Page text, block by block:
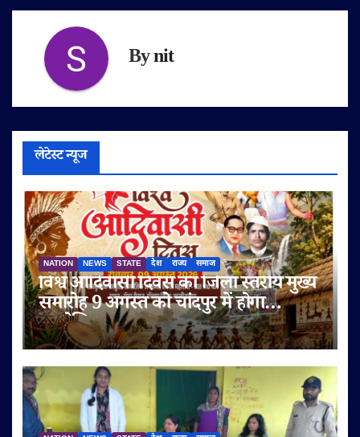
Bynit
लेटेस्ट न्यूज
NATION NEWS STATE देश राज्य समाज
विश्व आदिवासी दिवस का जिला स्तरीय मुख्य
समारोह 9 अगस्त को चांदपुर में होगा
आयोजित